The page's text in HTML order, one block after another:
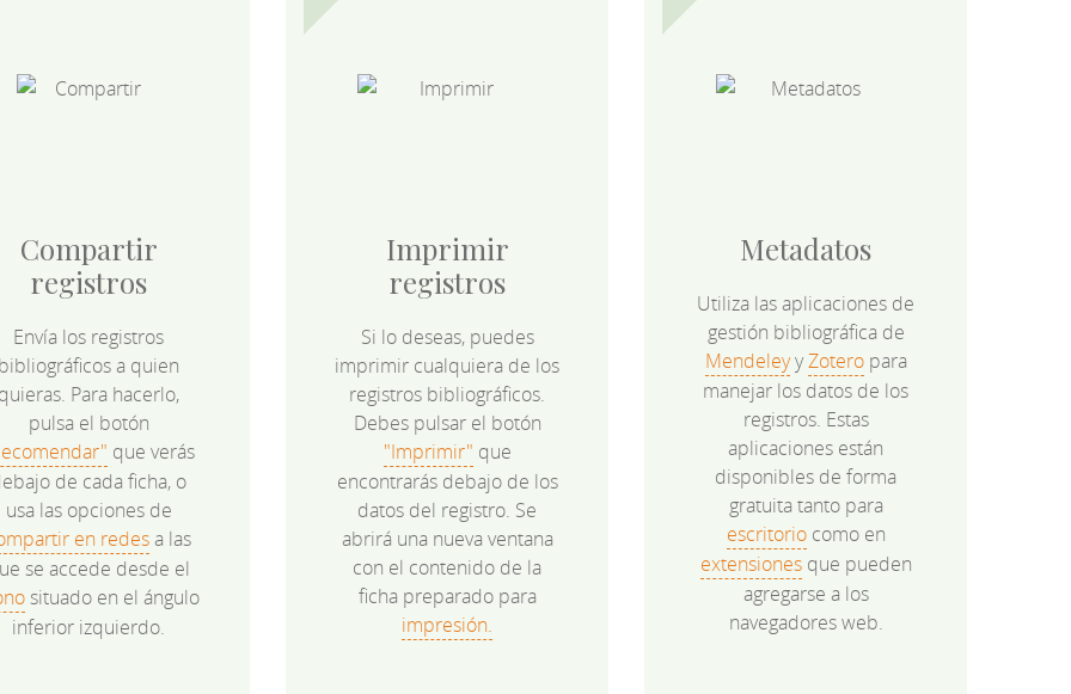
Compartir
registros
Envía los registros
a quien
Para hacerlo,
pulsa el botón
que verás
de cada ficha, o
usa las opciones de
en redesa las
se accede desde el
situado en el ángulo
inferior izquierdo.
Imprimir
registros
Si lo deseas, puedes
imprimir cualquiera de los
registros bibliográficos.
Debes pulsar el botón
"Imprimir" que
encontrarás debajo de los
datos del registro. Se
abrirá una nueva ventana
con el contenido de la
ficha preparado para
impresión.
Metadatos
Utiliza las aplicaciones de
gestión bibliográfica de
MendeleyyZoteropara
manejar los datos de los
registros. Estas
aplicaciones están
disponibles de forma
gratuita tanto para
escritoriocomo en
extensionesque pueden
agregarse a los
navegadores web.